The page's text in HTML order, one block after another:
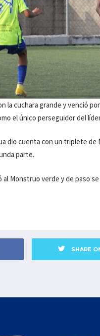
la cuchara grande y venció
el único perseguidor del
dio cuenta con un triplete
parte.
al Monstruo verde y de paso
SHARE